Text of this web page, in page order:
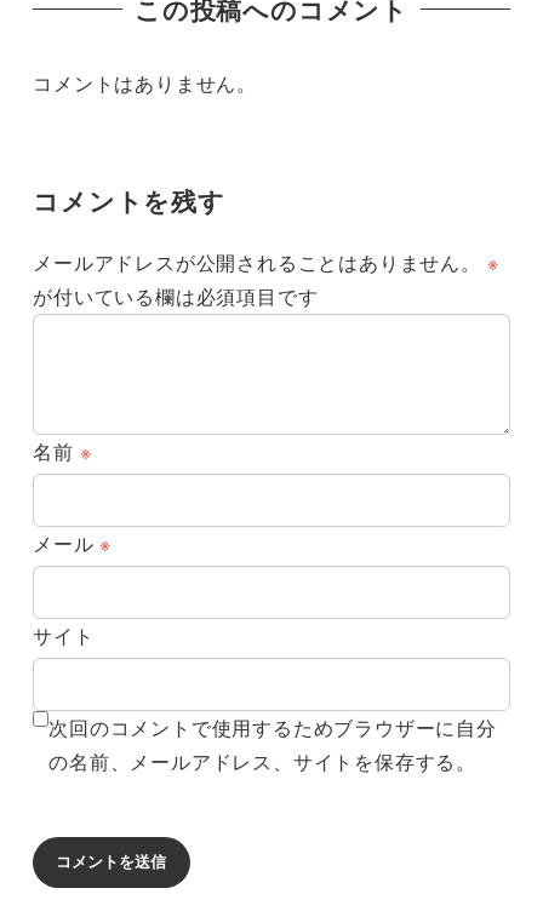
この投稿へのコメント
コメントはありません。
コメントを残す
メールアドレスが公開されることはありません。
※
が付いている欄は必須項目です
名前 ※
メール※
サイト
次回のコメントで使用するためブラウザーに自分
の名前、メールアドレス、サイトを保存する。